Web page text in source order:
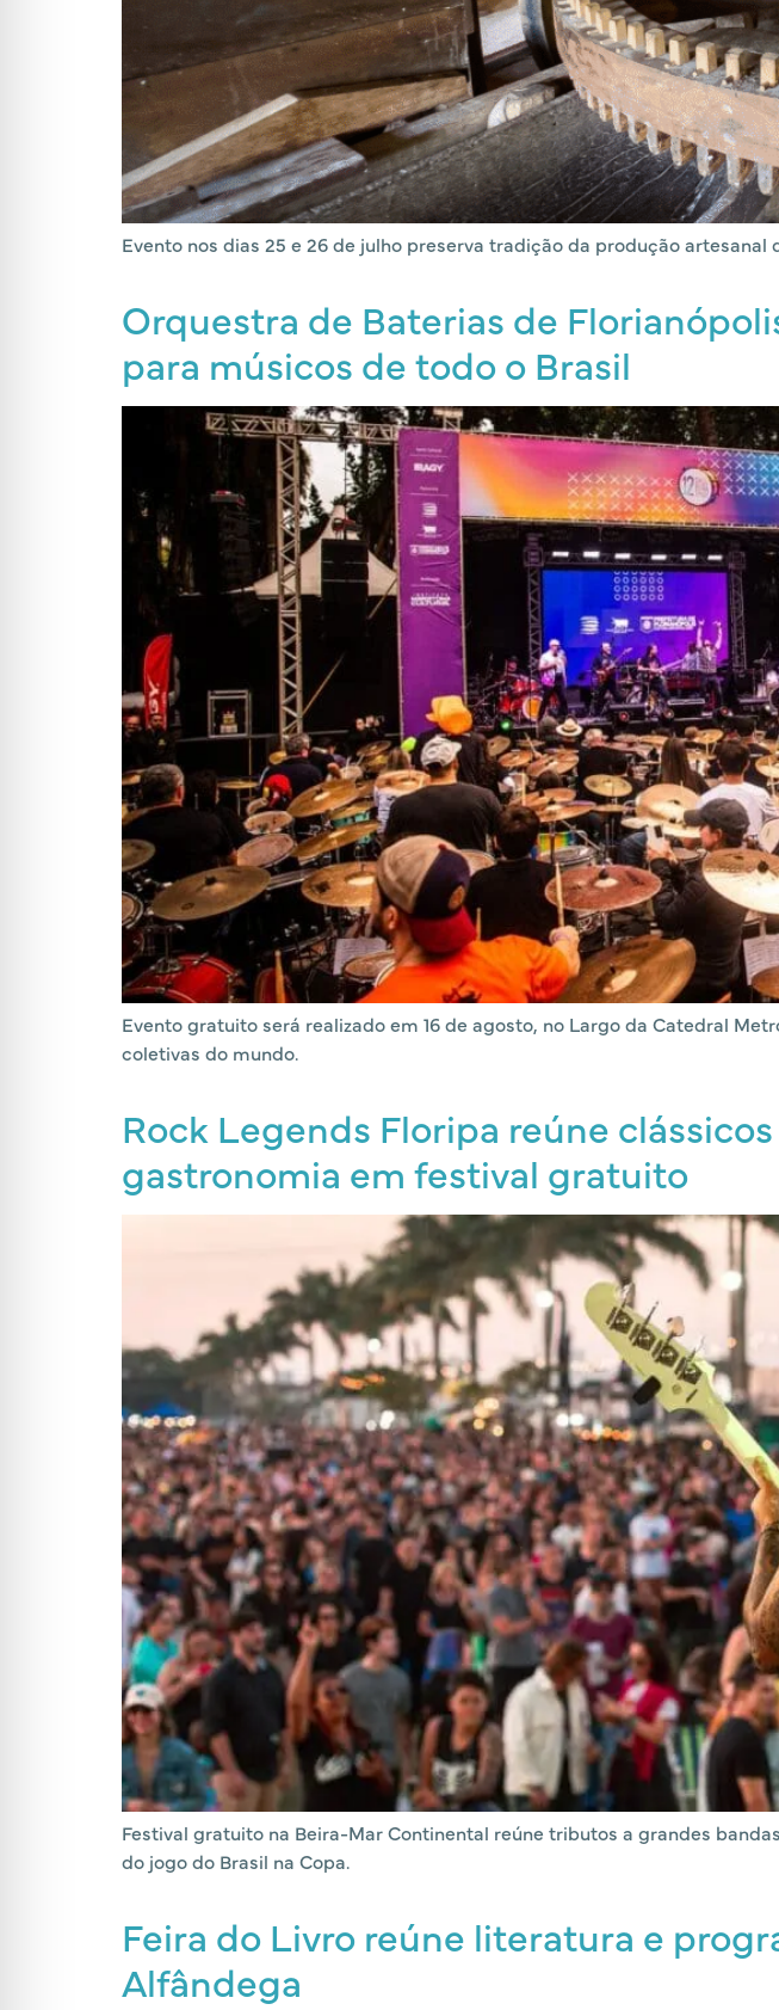
Evento nos dias 25 e 26 de julho preserva tradição da produção
Orquestra de Baterias de
para músicos de todo o Brasil
Evento gratuito será realizado em 16 de agosto, no Largo da Catedral
coletivas do mundo.
Rock Legends Floripa reúne
gastronomia em festival gratuito
Festival gratuito na Beira-Mar Continental reúne tributos a grandes
do jogo do Brasil na Copa.
Feira do Livro reúne literatura e
Alfândega